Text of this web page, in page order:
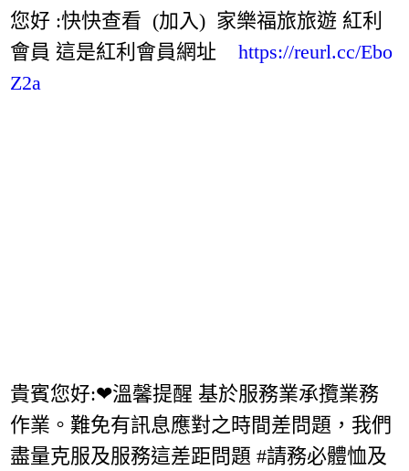
您好 :快快查看 (加入) 家樂福旅旅遊 紅利
會員 這是紅利會員網址https://reurl.cc/Ebo
Z2a
貴賓您好:❤溫馨提醒 基於服務業承攬業務
作業。難免有訊息應對之時間差問題，我們
盡量克服及服務這差距問題 #請務必體恤及